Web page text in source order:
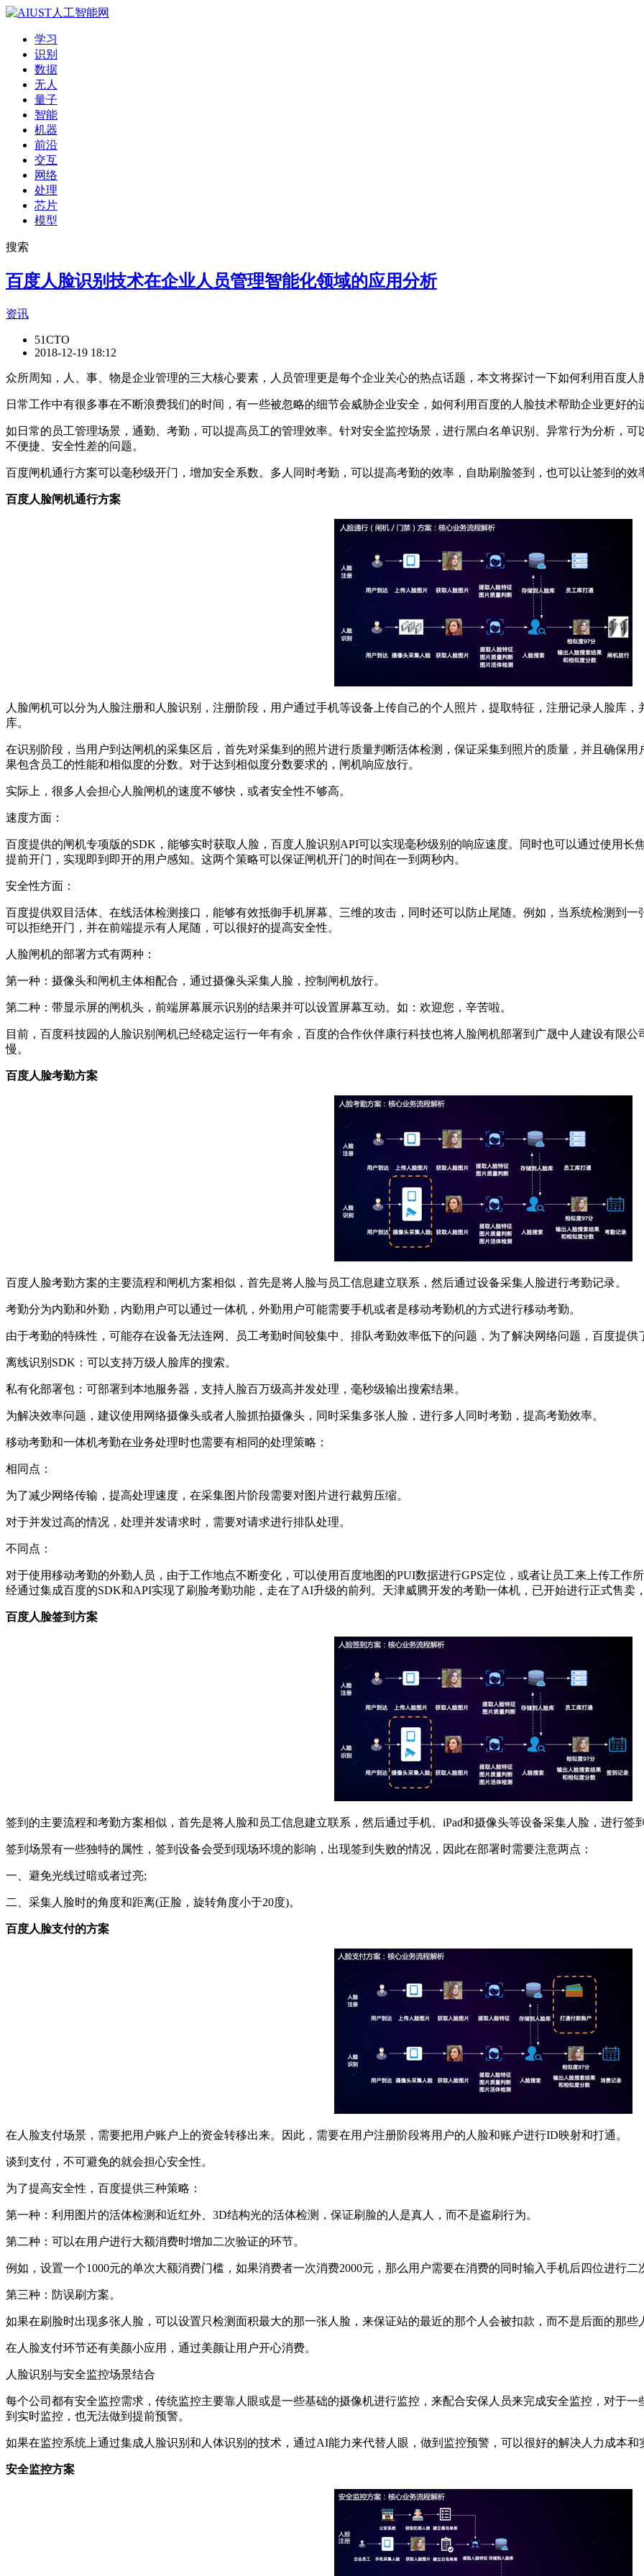
学习
识别
数据
无人
量子
智能
机器
前沿
交互
网络
处理
芯片
模型
搜索
百度人脸识别技术在企业人员管理智能化领域的应用分析
资讯
51CTO
2018-12-19 18:12
众所周知，人、事、物是企业管理的三大核心要素，人员管理更是每个企业关心的热点话题，本文将探讨一下如何利用百度
日常工作中有很多事在不断浪费我们的时间，有一些被忽略的细节会威胁企业安全，如何利用百度的人脸技术帮助企业更好的
如日常的员工管理场景，通勤、考勤，可以提高员工的管理效率。针对安全监控场景，进行黑白名单识别、异常行为分析，
不便捷、安全性差的问题。
百度闸机通行方案可以毫秒级开门，增加安全系数。多人同时考勤，可以提高考勤的效率，自助刷脸签到，也可以让签到的
百度人脸闸机通行方案
人脸闸机可以分为人脸注册和人脸识别，注册阶段，用户通过手机等设备上传自己的个人照片，提取特征，注册记录人脸库
库。
在识别阶段，当用户到达闸机的采集区后，首先对采集到的照片进行质量判断活体检测，保证采集到照片的质量，并且确保
果包含员工的性能和相似度的分数。对于达到相似度分数要求的，闸机响应放行。
实际上，很多人会担心人脸闸机的速度不够快，或者安全性不够高。
速度方面：
百度提供的闸机专项版的SDK，能够实时获取人脸，百度人脸识别API可以实现毫秒级别的响应速度。同时也可以通过使用
提前开门，实现即到即开的用户感知。这两个策略可以保证闸机开门的时间在一到两秒内。
安全性方面：
百度提供双目活体、在线活体检测接口，能够有效抵御手机屏幕、三维的攻击，同时还可以防止尾随。例如，当系统检测到
可以拒绝开门，并在前端提示有人尾随，可以很好的提高安全性。
人脸闸机的部署方式有两种：
第一种：摄像头和闸机主体相配合，通过摄像头采集人脸，控制闸机放行。
第二种：带显示屏的闸机头，前端屏幕展示识别的结果并可以设置屏幕互动。如：欢迎您，辛苦啦。
目前，百度科技园的人脸识别闸机已经稳定运行一年有余，百度的合作伙伴康行科技也将人脸闸机部署到广晟中人建设有限
慢。
百度人脸考勤方案
百度人脸考勤方案的主要流程和闸机方案相似，首先是将人脸与员工信息建立联系，然后通过设备采集人脸进行考勤记录。
考勤分为内勤和外勤，内勤用户可以通过一体机，外勤用户可能需要手机或者是移动考勤机的方式进行移动考勤。
由于考勤的特殊性，可能存在设备无法连网、员工考勤时间较集中、排队考勤效率低下的问题，为了解决网络问题，百度提
离线识别SDK：可以支持万级人脸库的搜索。
私有化部署包：可部署到本地服务器，支持人脸百万级高并发处理，毫秒级输出搜索结果。
为解决效率问题，建议使用网络摄像头或者人脸抓拍摄像头，同时采集多张人脸，进行多人同时考勤，提高考勤效率。
移动考勤和一体机考勤在业务处理时也需要有相同的处理策略：
相同点：
为了减少网络传输，提高处理速度，在采集图片阶段需要对图片进行裁剪压缩。
对于并发过高的情况，处理并发请求时，需要对请求进行排队处理。
不同点：
对于使用移动考勤的外勤人员，由于工作地点不断变化，可以使用百度地图的PUI数据进行GPS定位，或者让员工来上传工作
经通过集成百度的SDK和API实现了刷脸考勤功能，走在了AI升级的前列。天津威腾开发的考勤一体机，已开始进行正式售
百度人脸签到方案
签到的主要流程和考勤方案相似，首先是将人脸和员工信息建立联系，然后通过手机、iPad和摄像头等设备采集人脸，进行签
签到场景有一些独特的属性，签到设备会受到现场环境的影响，出现签到失败的情况，因此在部署时需要注意两点：
一、避免光线过暗或者过亮;
二、采集人脸时的角度和距离(正脸，旋转角度小于20度)。
百度人脸支付的方案
在人脸支付场景，需要把用户账户上的资金转移出来。因此，需要在用户注册阶段将用户的人脸和账户进行ID映射和打通。
谈到支付，不可避免的就会担心安全性。
为了提高安全性，百度提供三种策略：
第一种：利用图片的活体检测和近红外、3D结构光的活体检测，保证刷脸的人是真人，而不是盗刷行为。
第二种：可以在用户进行大额消费时增加二次验证的环节。
例如，设置一个1000元的单次大额消费门槛，如果消费者一次消费2000元，那么用户需要在消费的同时输入手机后四位进行
第三种：防误刷方案。
如果在刷脸时出现多张人脸，可以设置只检测面积最大的那一张人脸，来保证站的最近的那个人会被扣款，而不是后面的那
在人脸支付环节还有美颜小应用，通过美颜让用户开心消费。
人脸识别与安全监控场景结合
每个公司都有安全监控需求，传统监控主要靠人眼或是一些基础的摄像机进行监控，来配合安保人员来完成安全监控，对于
到实时监控，也无法做到提前预警。
如果在监控系统上通过集成人脸识别和人体识别的技术，通过AI能力来代替人眼，做到监控预警，可以很好的解决人力成本和
安全监控方案